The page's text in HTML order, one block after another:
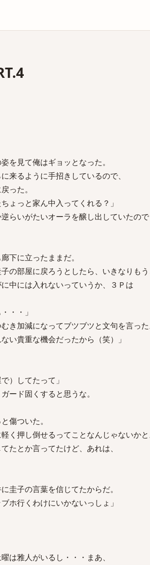
を見て俺はギョッとなった。
来るように手招きしているので、
った。
ょっと家ん中入ってくれる？」
らいがたいオーラを醸し出していたので
下に立ったままだ。
の部屋に戻ろうとしたら、いきなりも
中には入れないっていうか、３Ｐは
・・」
き加減になってブツブツと文句を言っ
い貴重な機会だったから（笑）」
）してたって」
ード固くすると思うな。
傷ついた。
く押し倒せるってことなんじゃないか
たとか言ってたけど、あれは、
圭子の言葉を信じてたからだ。
ホ行くわけにいかないっしょ」
は雅人がいるし・・・まあ、